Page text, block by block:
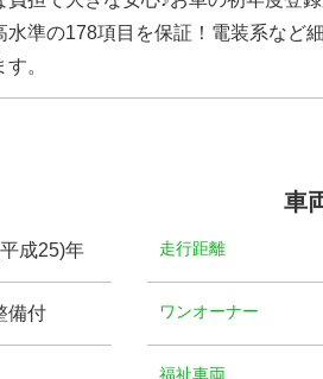
水準の178項目を保証！電装系など
。
車
成25)年 ⾛⾏距離
備付 ワンオーナー
福祉⾞両